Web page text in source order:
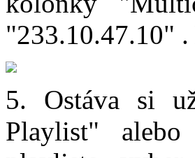
"233.10.47.10"
5. Ostáva si
Playlist"